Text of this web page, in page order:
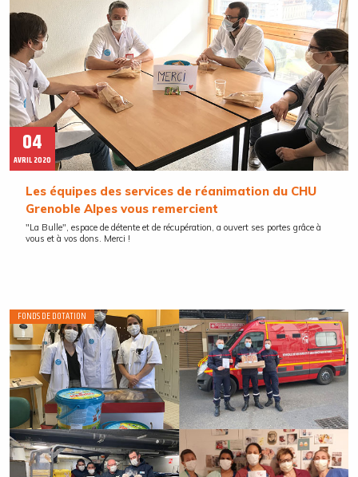
04
AVRIL 2020
Les équipes des services de réanimation du CHU
Grenoble Alpes vous remercient
"La Bulle", espace de détente et de récupération, a ouvert ses portes grâce à
vous et à vos dons. Merci !
FONDS DE DOTATION